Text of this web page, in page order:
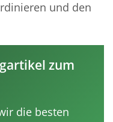
und den
zum
die besten